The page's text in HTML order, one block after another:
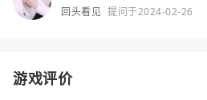
回头看见 提问于2024-02-26
游戏评价